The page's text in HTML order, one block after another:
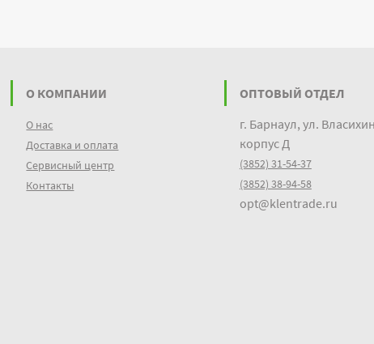
О КОМПАНИИ
О нас
Доставка и оплата
Сервисный центр
Контакты
ОПТОВЫЙ ОТДЕЛ
г. Барнаул, ул.
корпус Д
(3852) 31-54-37
(3852) 38-94-58
opt@klentrade.ru